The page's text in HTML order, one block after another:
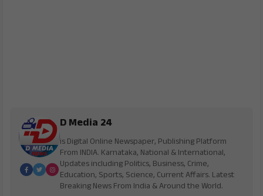
D Media 24
is Digital Online Newspaper, Publishing Platform
From INDIA. Karnataka, National & International,
Updates including Politics, Business, Crime,
Education, Sports, Science, Current Affairs. Latest
Breaking News From India & Around the World.